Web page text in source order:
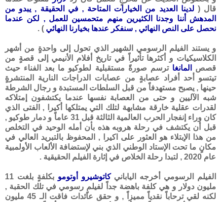
قال ( لدينا العديد من الخيارات المتاحة , في الحقيقة , يبدو من
المدهش أننا وجدنا الكثيرين منهم متحمسين للعمل , لكن عندما
نحصل على النص النهائي , سنفكر عندها بخيارنا النهائي ) .
و يستند الفيلم الرسومي الشهير الذي تحول إلى واحدةٍ من أشهر
الكلاسيكيات و أكثرها تأثيراً في تاريخ أفلام الأنيمي إلى قصةٍ من
قصص
المانغا ترسم صورةً مستقبلية لطوكيو ما بعد الفناء حيث
تيتسو أحد أفراد عصابةٍ من عصابات الدراجات النارية المنتشرةٍ
حينها , يصبح مستهدفاً من قبل السلطات المستبدة و رجال الشرطة
شبه الآليين و حتى من العصابة نفسها عندما يكتشفون إمتلاكه
لقدرات عقلية خارقة مشابهة لتلك التي يمتلكها أكيرا , الفتى الذي
كان وراء إنفجار الحرب العالمية الثالثة قبل 31 عاماً و دمار طوكيو ,
قبل أن يكتشف في رحلة هروبه هذه بأن أمله الوحيد في التخلص
من هذا الإبتلاء هو العثور على اكيرا , المحفوظ بالتبريد العالي في
مكانٍ ما تحت الإستاد الوطني الذي بني لإستضافة الألعاب الأولمبية
عام 2020 , لتبدا رحلة الخلاص في إثارة الفيلم الحقيقية .
الفيلم الرسومي أخرجه اليابانيكاتوشيرو أوتومو
بكلفةٍ بلغت 11
مليون دولار و هي كلفة باهضة جداً لفيلمٍ رسومي في تلك الحقبة ,
لكنه لقي ترحاباً نقدياً مميزاً , و حقق عائدات فاقت الـ 45 مليون